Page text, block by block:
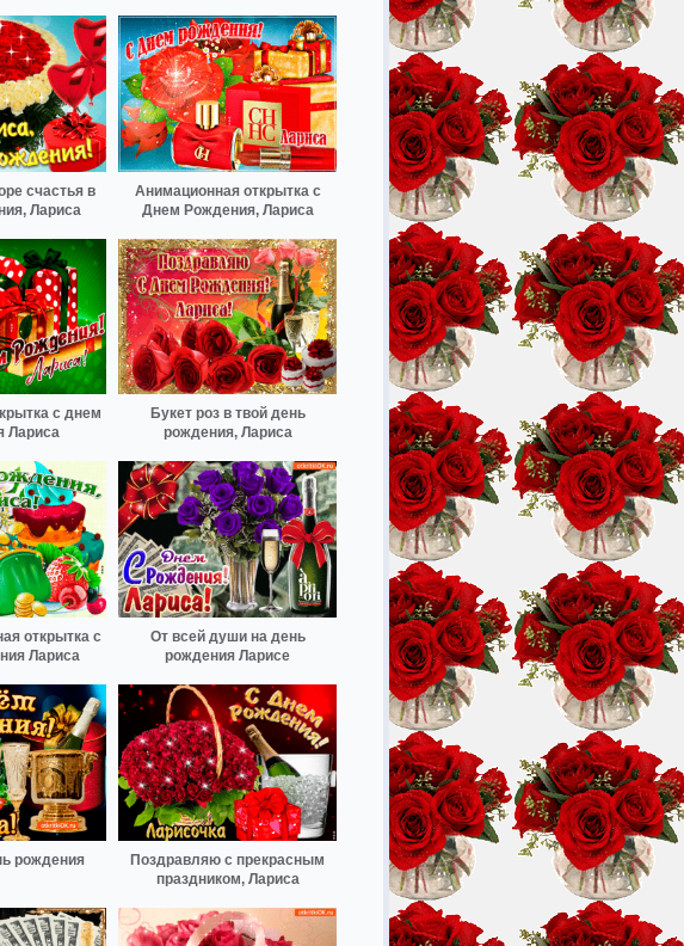
счастья в
Лариса
Анимационная открытка с
Днем Рождения, Лариса
с днем
Лариса
Букет роз в твой день
рождения, Лариса
открытка с
Лариса
От всей души на день
рождения Ларисе
рождения
Поздравляю с прекрасным
праздником, Лариса